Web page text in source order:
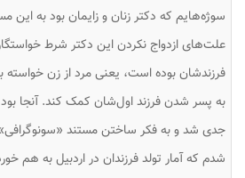
سوژه‌هایم که دکتر زنان و زایمان بود به این
علت‌های ازدواج نکردن این دکتر شرط
فرزندشان بوده است، یعنی مرد از زن خواسته
به پسر شدن فرزند اول‌شان کمک کند. آنجا
جدی شد و به فکر ساختن مستند «سونوگرافی»
شدم که آمار تولد فرزندان در اردبیل به هم